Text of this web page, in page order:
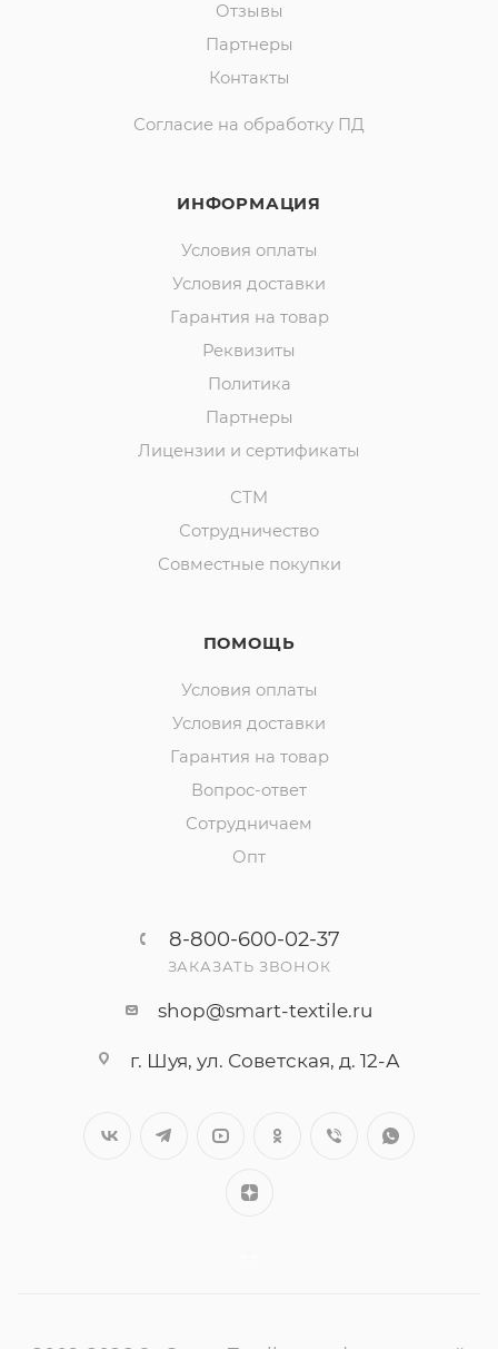
Отзывы
Партнеры
Контакты
Согласие на обработку ПД
ИНФОРМАЦИЯ
Условия оплаты
Условия доставки
Гарантия на товар
Реквизиты
Политика
Партнеры
Лицензии и сертификаты
СТМ
Сотрудничество
Совместные покупки
ПОМОЩЬ
Условия оплаты
Условия доставки
Гарантия на товар
Вопрос-ответ
Сотрудничаем
Опт
8-800-600-02-37
ЗАКАЗАТЬ ЗВОНОК
shop@smart-textile.ru
г. Шуя, ул. Советская, д. 12-А